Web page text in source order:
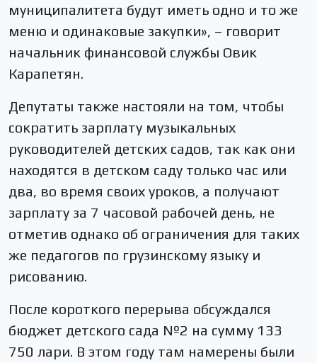
муниципалитета будут иметь одно и то же
меню и одинаковые закупки», – говорит
начальник финансовой службы Овик
Карапетян.
Депутаты также настояли на том, чтобы
сократить зарплату музыкальных
руководителей детских садов, так как они
находятся в детском саду только час или
два, во время своих уроков, а получают
зарплату за 7 часовой рабочей день, не
отметив однако об ограничения для таких
же педагогов по грузинскому языку и
рисованию.
После короткого перерыва обсуждался
бюджет детского сада №2 на сумму 133
750 лари. В этом году там намерены были